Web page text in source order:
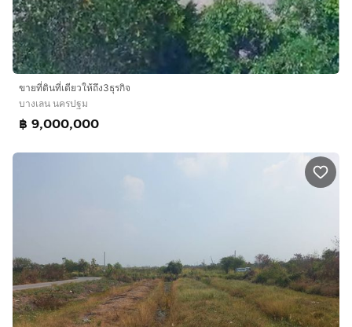
ขายที่ดินที่เดียวให้ถึง3ธุรกิจ
บางเลน นครปฐม
฿ 9,000,000